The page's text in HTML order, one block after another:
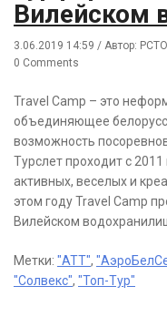
Вилейском
3.06.2019 14:59 / Автор: РСТО
0 Comments
Travel Camp – это
объединяющее
возможность
Турслет проходит с
активных, веселых и
этом году Travel Camp
Вилейском
Метки: "АТТ",
"Солвекс", "Топ-Тур"